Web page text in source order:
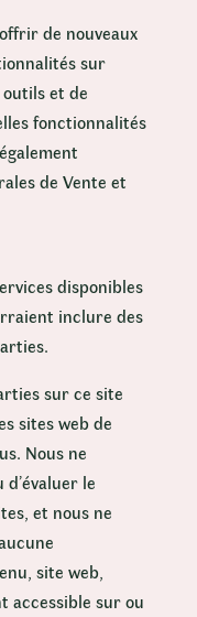
de nouveaux
sur
et de
fonctionnalités
de Vente et
disponibles
inclure des
sur ce site
sites web de
Nous ne
d’évaluer le
et nous ne
site web,
accessible sur ou